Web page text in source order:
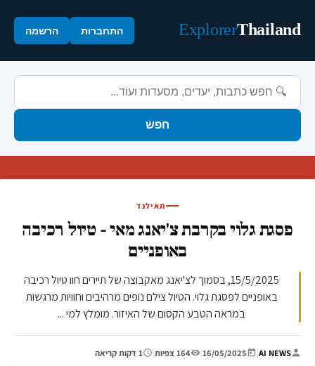
Thailand
Explorer התחברות הרשמה
חפש
תאילנד
פסגת גלוי בקרבת צ'יאנג מאי - טיול רכיבה
באופניים
15/5/2025, בסמוך לצ'יאנג מאקבוצה של תיירים חוו טיול רכיבה
באופניים לפסגת גלוי. הטיול צילם נופים מרהיבים וחוויות מרגשות
במראה הטבע הקסום של האיזור. מומלץ למי ...
AI NEWS
|
16/05/2025
| 164 צפיות | 1 דקות קריאה